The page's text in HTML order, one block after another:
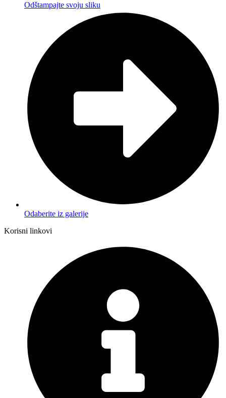
Odštampajte svoju sliku
Odaberite iz galerije
Korisni linkovi